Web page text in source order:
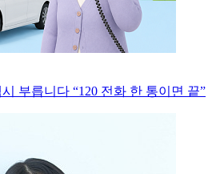
부릅니다 “120 전화 한 통이면 끝”